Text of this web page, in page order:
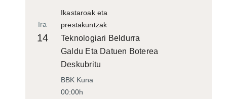
Ikastaroak eta
prestakuntzak
Ira
14
Teknologiari Beldurra
Galdu Eta Datuen Boterea
Deskubritu
BBK Kuna
00:00h